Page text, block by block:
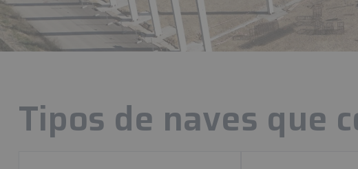
Tipos de naves que